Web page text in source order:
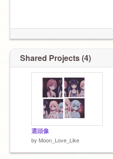
Shared Projects (4)
選頭像
by Moon_Love_Like